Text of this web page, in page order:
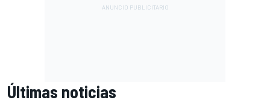
Últimas noticias